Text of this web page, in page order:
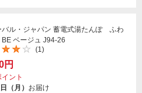
バル・ジャパン 蓄電式湯たんぽ ふわ
ベージュ J94-26
(1)
円
イント
（月） お届け